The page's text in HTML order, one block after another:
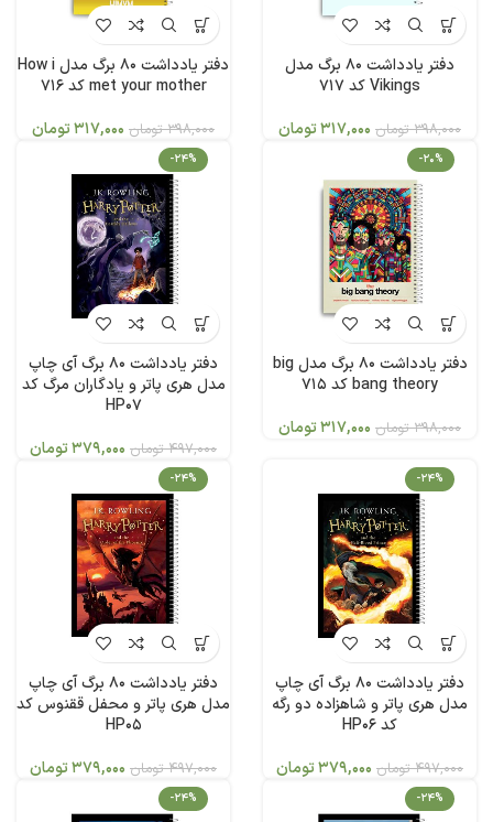
دفتر یادداشت 80 برگ مدل
Vikings کد 717
398,000 تومان 317,000تومان
دفتر یادداشت 80 برگ مدل How i
met your mother کد 716
398,000 تومان 317,000تومان
-20%
دفتر یادداشت 80 برگ مدل big
bang theory کد 715
398,000 تومان 317,000تومان
-24%
دفتر یادداشت 80 برگ آی چاپ
مدل هری پاتر و یادگاران مرگ کد
HP07
497,000 تومان 379,000تومان
-24%
دفتر یادداشت 80 برگ آی چاپ
مدل هری پاتر و شاهزاده دو رگه
کد HP06
497,000 تومان 379,000تومان
-24%
دفتر یادداشت 80 برگ آی چاپ
مدل هری پاتر و محفل ققنوس کد
HP05
497,000 تومان 379,000تومان
-24%
-24%